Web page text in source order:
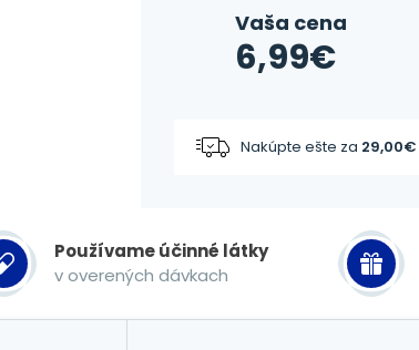
Vaša cena
6,99€
Nakúpte ešte za 29,00€
Používame účinné látky
v overených dávkach